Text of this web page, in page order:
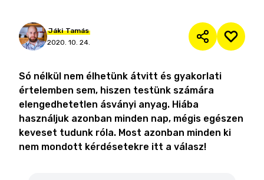
Jáki Tamás
2020. 10. 24.
Só nélkül nem élhetünk átvitt és gyakorlati
értelemben sem, hiszen testünk számára
elengedhetetlen ásványi anyag. Hiába
használjuk azonban minden nap, mégis egészen
keveset tudunk róla. Most azonban minden ki
nem mondott kérdésetekre itt a válasz!